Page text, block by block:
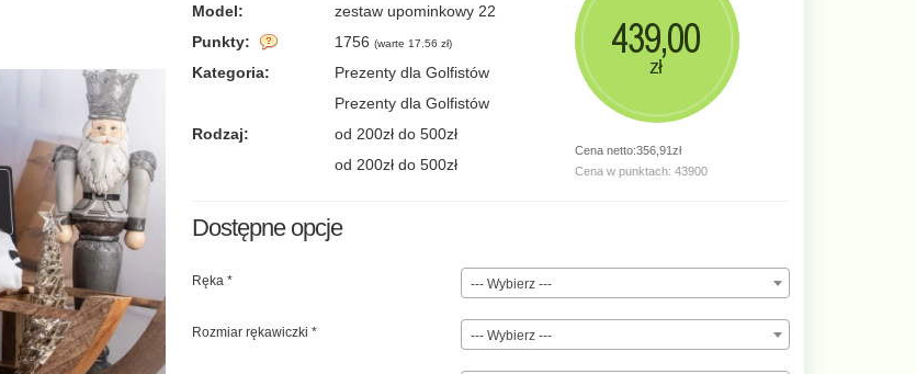
Model:
zestaw upominkowy 22
Punkty:
1756 (warte 17.56 zł)
Kategoria:
Prezenty dla Golfistów
Prezenty dla Golfistów
Rodzaj:
od 200zł do 500zł
od 200zł do 500zł
Cena netto:356,91zł
Cena w punktach: 43900
439,00
zł
Dostępne opcje
Ręka * --- Wybierz ---
Rozmiar rękawiczki * --- Wybierz ---